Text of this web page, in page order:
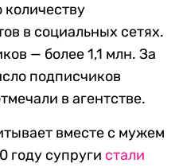
количеству
в социальных сетях.
— более 1,1 млн. За
подписчиков
в агентстве.
вместе с мужем
году супруги стали